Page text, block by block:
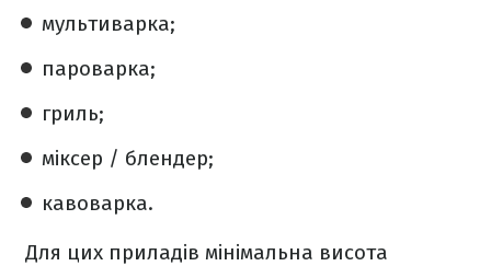
мультиварка;
пароварка;
гриль;
міксер / блендер;
кавоварка.
Для цих приладів мінімальна висота